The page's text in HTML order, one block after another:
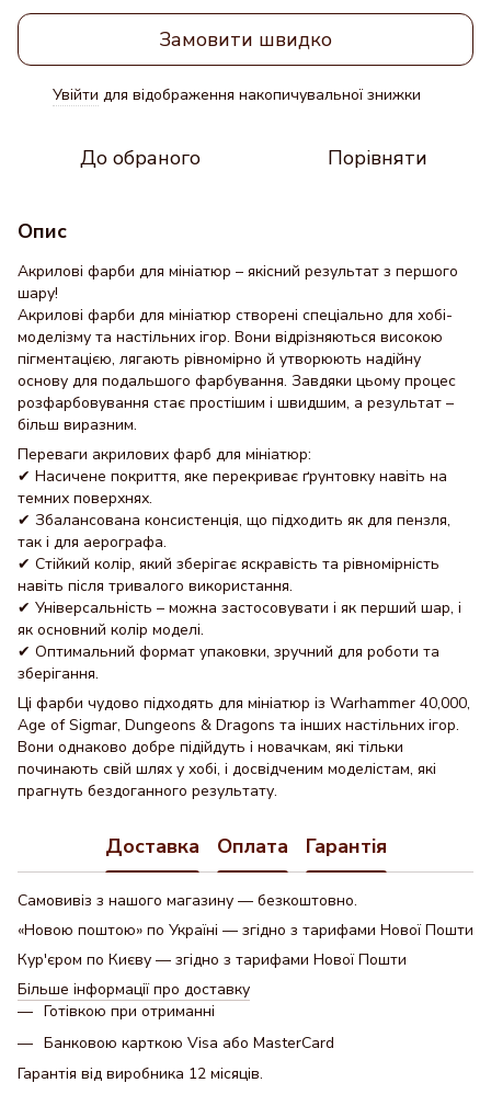
Замовити швидко
Увійти для відображення накопичувальної знижки
До обраного Порівняти
Опис
Акрилові фарби для мініатюр – якісний результат з першого
шару!
Акрилові фарби для мініатюр створені спеціально для хобі-
моделізму та настільних ігор. Вони відрізняються високою
пігментацією, лягають рівномірно й утворюють надійну
основу для подальшого фарбування. Завдяки цьому процес
розфарбовування стає простішим і швидшим, а результат –
більш виразним.
Переваги акрилових фарб для мініатюр:
✔ Насичене покриття, яке перекриває ґрунтовку навіть на
темних поверхнях.
✔ Збалансована консистенція, що підходить як для пензля,
так і для аерографа.
✔ Стійкий колір, який зберігає яскравість та рівномірність
навіть після тривалого використання.
✔ Універсальність – можна застосовувати і як перший шар, і
як основний колір моделі.
✔ Оптимальний формат упаковки, зручний для роботи та
зберігання.
Ці фарби чудово підходять для мініатюр із Warhammer 40,000,
Age of Sigmar, Dungeons & Dragons та інших настільних ігор.
Вони однаково добре підійдуть і новачкам, які тільки
починають свій шлях у хобі, і досвідченим моделістам, які
прагнуть бездоганного результату.
Доставка Оплата Гарантія
Самовивіз з нашого магазину — безкоштовно.
«Новою поштою» по Україні — згідно з тарифами Нової Пошти
Кур'єром по Києву — згідно з тарифами Нової Пошти
Більше інформації про доставку
Готівкою при отриманні
Банковою карткою Visa або MasterCard
Гарантія від виробника 12 місяців.